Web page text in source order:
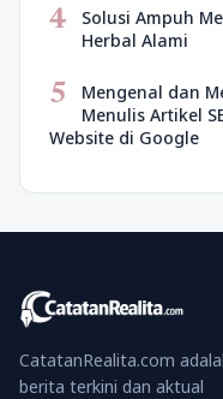
4
Solusi Ampuh
Herbal Alami
5
Mengenal dan
Menulis Artikel
Website di Google
CatatanRealita.com
berita terkini dan aktual